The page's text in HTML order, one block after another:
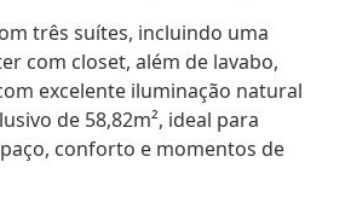
três suítes, incluindo uma
com closet, além de lavabo,
excelente iluminação natural
de 58,82m², ideal para
conforto e momentos de